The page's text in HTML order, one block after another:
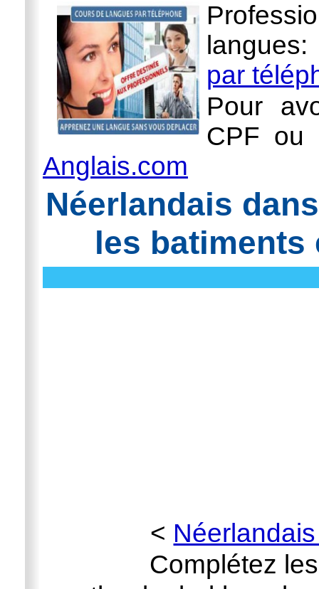
par
Pour
CPF ou
Anglais.com
Néerlandais
les batiments
<
Complétez